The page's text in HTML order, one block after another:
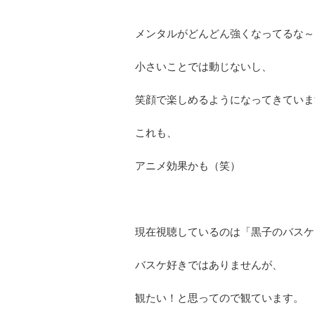
メンタルがどんどん強くなってるな～
小さいことでは動じないし、
笑顔で楽しめるようになってきてい
これも、
アニメ効果かも（笑）
現在視聴しているのは「黒子のバス
バスケ好きではありませんが、
観たい！と思ってので観ています。